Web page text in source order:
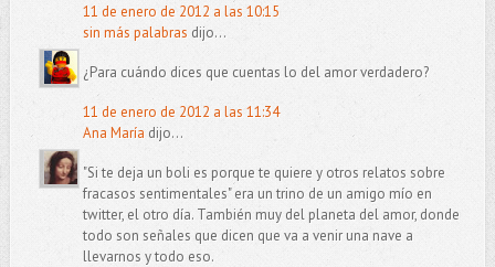
11 de enero de 2012 a las 10:15
sin más palabras dijo...
¿Para cuándo dices que cuentas lo del amor verdadero?
11 de enero de 2012 a las 11:34
Ana María dijo...
"Si te deja un boli es porque te quiere y otros relatos sobre
fracasos sentimentales" era un trino de un amigo mío en
twitter, el otro día. También muy del planeta del amor, donde
todo son señales que dicen que va a venir una nave a
llevarnos y todo eso.